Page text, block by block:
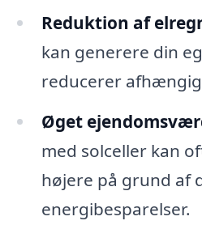
Reduktion af
kan generere din
reducerer
Øget
med solceller kan
højere på grund af
energibesparelser.